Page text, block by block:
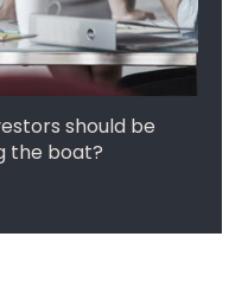
should be
the boat?